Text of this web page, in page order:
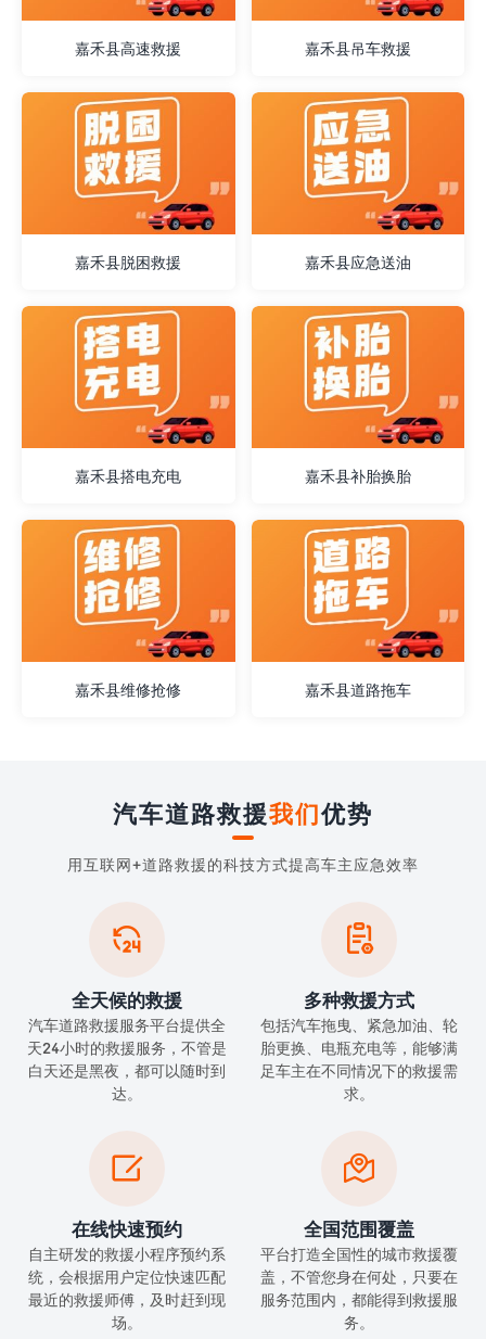
嘉禾县高速救援 嘉禾县吊车救援
嘉禾县脱困救援 嘉禾县应急送油
嘉禾县搭电充电 嘉禾县补胎换胎
嘉禾县维修抢修 嘉禾县道路拖车
汽车道路救援我们优势
用互联网+道路救援的科技方式提高车主应急效率

全天候的救援
汽车道路救援服务平台提供全
天24小时的救援服务，不管是
白天还是黑夜，都可以随时到
达。

多种救援方式
包括汽车拖曳、紧急加油、轮
胎更换、电瓶充电等，能够满
足车主在不同情况下的救援需
求。

在线快速预约
自主研发的救援小程序预约系
统，会根据用户定位快速匹配
最近的救援师傅，及时赶到现
场。

全国范围覆盖
平台打造全国性的城市救援覆
盖，不管您身在何处，只要在
服务范围内，都能得到救援服
务。